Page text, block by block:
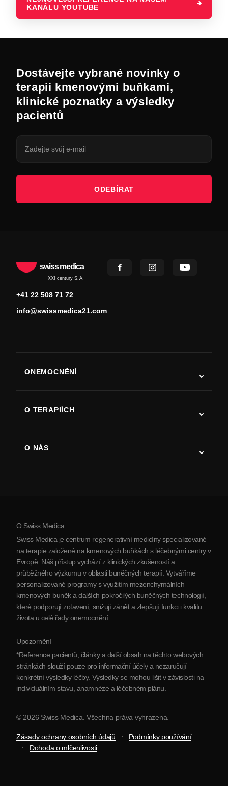
KANÁLU YOUTUBE
Dostávejte vybrané novinky o
terapii kmenovými buňkami,
klinické poznatky a výsledky
pacientů
ODEBÍRAT
swiss medica
XXI century S.A.
+41 22 508 71 72
info@swissmedica21.com
ONEMOCNĚNÍ
Parkinsonova choroba
Artritida
O TERAPIÍCH
O NÁS
O Srbsku
Partnerství
Kontaktujte nás
O Swiss Medica
Swiss Medica je centrum regenerativní medicíny specializované
na terapie založené na kmenových buňkách s léčebnými centry v
Evropě. Náš přístup vychází z klinických zkušeností a
průběžného výzkumu v oblasti buněčných terapií. Vytváříme
personalizované programy s využitím mezenchymálních
kmenových buněk a dalších pokročilých buněčných technologií,
které podporují zotavení, snižují zánět a zlepšují funkci i kvalitu
života u celé řady onemocnění.
Upozornění
*Reference pacientů, články a další obsah na těchto webových
stránkách slouží pouze pro informační účely a nezaručují
konkrétní výsledky léčby. Výsledky se mohou lišit v závislosti na
individuálním stavu, anamnéze a léčebném plánu.
© 2026 Swiss Medica. Všechna práva vyhrazena.
Zásady ochrany osobních údajů
Podmínky používání
Dohoda o mlčenlivosti